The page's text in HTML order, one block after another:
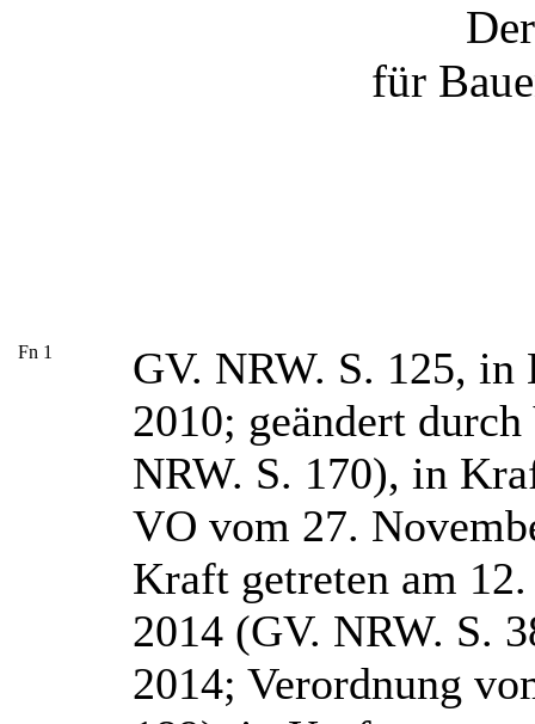
für
Fn 1
GV. NRW. S. 125, in
2010; geändert
NRW. S. 170), in
VO vom 27.
Kraft getreten am
2014 (GV. NRW. S.
2014; Verordnung